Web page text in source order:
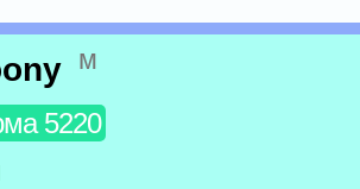
м
5220